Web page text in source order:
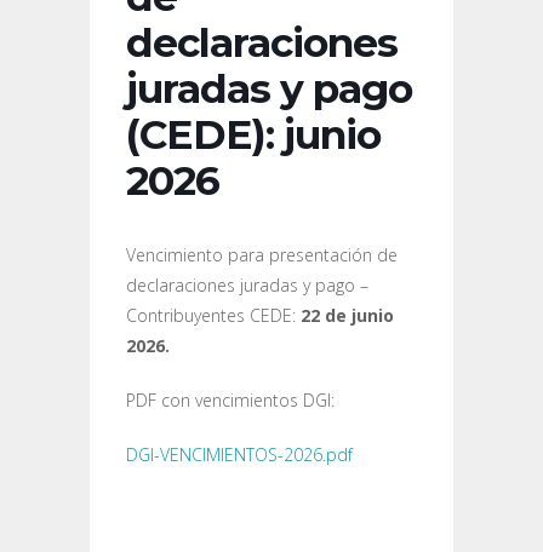
declaraciones
juradas y pago
(CEDE): junio
2026
Vencimiento para presentación de
declaraciones juradas y pago –
Contribuyentes CEDE: 22 de junio
2026.
PDF con vencimientos DGI:
DGI-VENCIMIENTOS-2026.pdf